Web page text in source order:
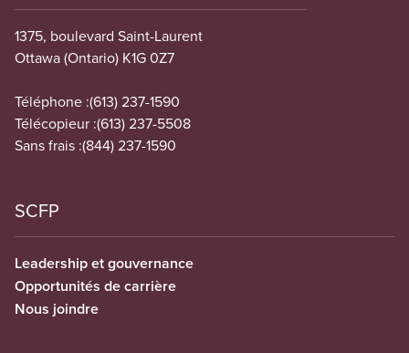
1375, boulevard Saint-Laurent
Ottawa (Ontario) K1G 0Z7
Téléphone :(613) 237-1590
Télécopieur :(613) 237-5508
Sans frais :(844) 237-1590
SCFP
Leadership et gouvernance
Opportunités de carrière
Nous joindre